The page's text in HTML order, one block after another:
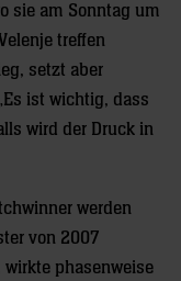
sie am Sonntag um
treffen
setzt aber
ist wichtig, dass
wird der Druck in
werden
von 2007
phasenweise